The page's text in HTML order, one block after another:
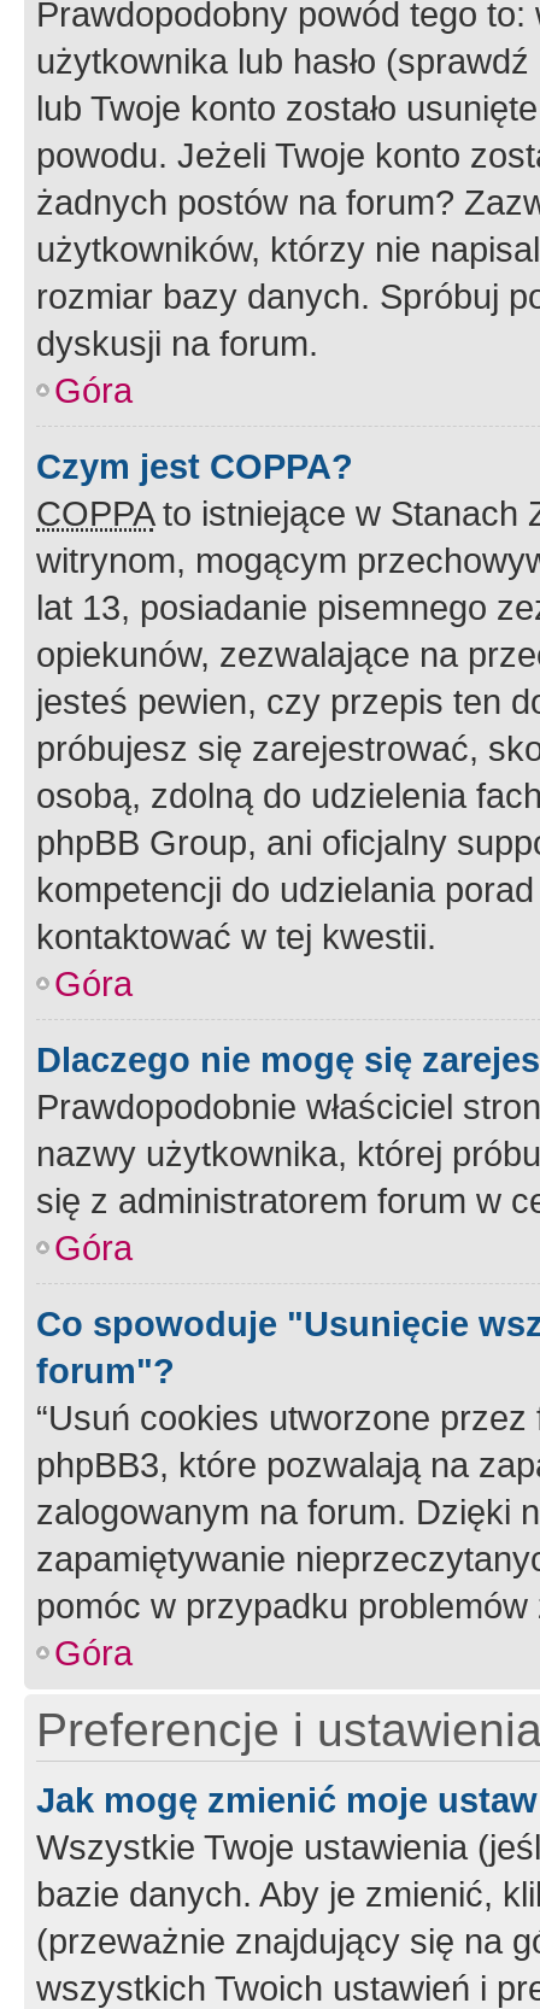
Prawdopodobny powód tego to:
użytkownika lub hasło
lub Twoje konto zostało
powodu. Jeżeli Twoje konto
żadnych postów na forum?
użytkowników, którzy nie
rozmiar bazy danych. Spróbuj
dyskusji na forum.
Góra
Czym jest COPPA?
COPPAto istniejące w Stanach
witrynom, mogącym
lat 13, posiadanie pisemnego
opiekunów, zezwalające na
jesteś pewien, czy przepis ten
próbujesz się zarejestrować,
osobą, zdolną do udzielenia
phpBB Group, ani oficjalny
kompetencji do udzielania
kontaktować w tej kwestii.
Góra
Dlaczego nie mogę się
Prawdopodobnie właściciel
nazwy użytkownika, której
się z administratorem forum w
Góra
Co spowoduje "Usunięcie
forum"?
“Usuń cookies utworzone
phpBB3, które pozwalają na
zalogowanym na forum. Dzięki
zapamiętywanie
pomóc w przypadku
Góra
Preferencje i
Jak mogę zmienić moje
Wszystkie Twoje ustawienia
bazie danych. Aby je zmienić,
(przeważnie znajdujący się na
wszystkich Twoich ustawień i